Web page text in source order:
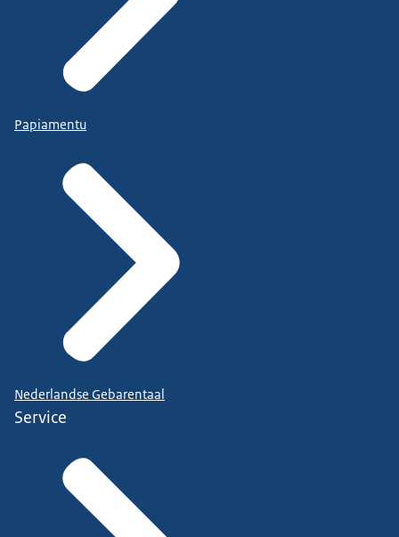
Papiamentu
Nederlandse Gebarentaal
Service